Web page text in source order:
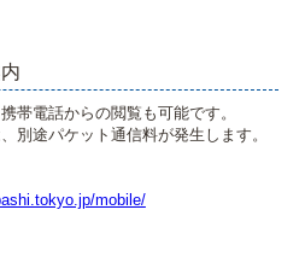
帯電話からの閲覧も可能です。
別途パケット通信料が発生します。
mobile/